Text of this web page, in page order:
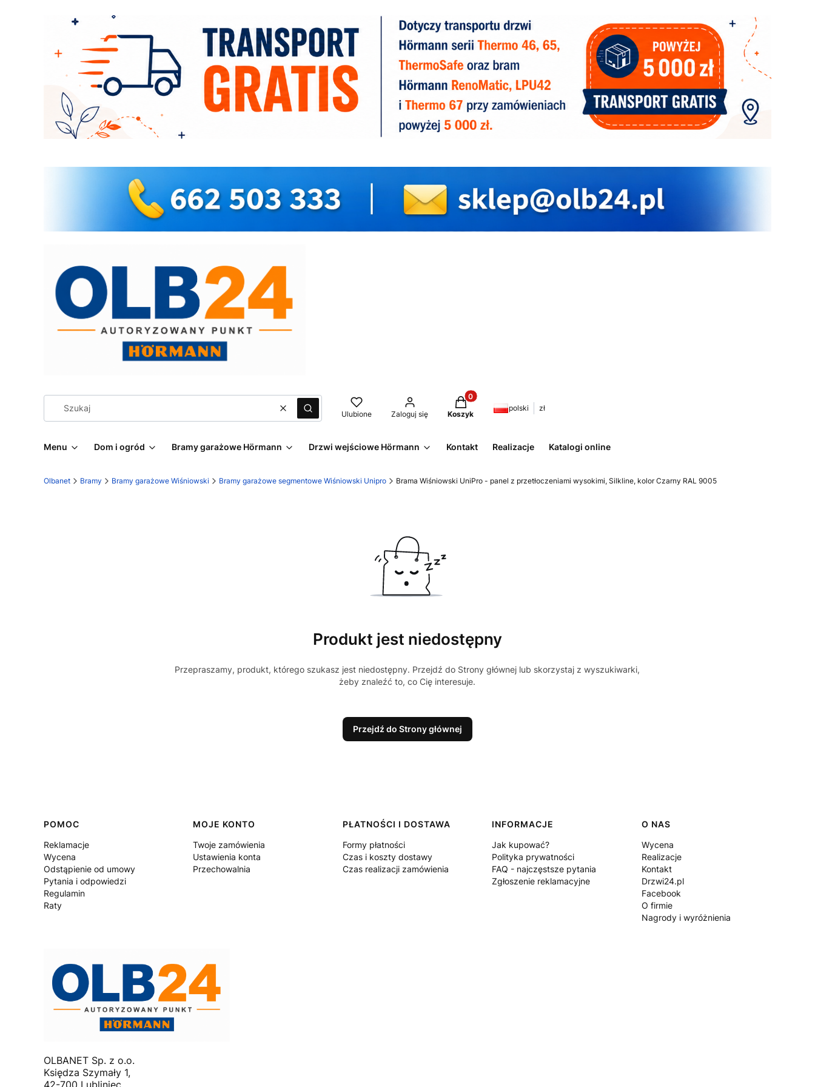
WyczyśćSzukaj Ulubione Zaloguj się
Produkty w koszyku: 0. Zobacz szczegóły
Koszyk
polski zł
Menu Dom i ogród Bramy garażowe Hörmann Drzwi wejściowe Hörmann Kontakt Realizacje Katalogi online
Olbanet Bramy Bramy garażowe Wiśniowski Bramy garażowe segmentowe Wiśniowski Unipro Brama Wiśniowski UniPro - panel z przetłoczeniami wysokimi, Silkline, kolor Czarny RAL 9005
Produkt jest niedostępny
Przepraszamy, produkt, którego szukasz jest niedostępny. Przejdź do Strony głównej lub skorzystaj z wyszukiwarki,
żeby znaleźć to, co Cię interesuje.
Przejdź do Strony głównej
Linki w stopce
POMOC
Reklamacje
Wycena
Odstąpienie od umowy
Pytania i odpowiedzi
Regulamin
Raty
MOJE KONTO
Twoje zamówienia
Ustawienia konta
Przechowalnia
PŁATNOŚCI I DOSTAWA
Formy płatności
Czas i koszty dostawy
Czas realizacji zamówienia
INFORMACJE
Jak kupować?
Polityka prywatności
FAQ - najczęstsze pytania
Zgłoszenie reklamacyjne
O NAS
Wycena
Realizacje
Kontakt
Drzwi24.pl
Facebook
O firmie
Nagrody i wyróżnienia
OLBANET Sp. z o.o.
Księdza Szymały 1,
42-700 Lubliniec